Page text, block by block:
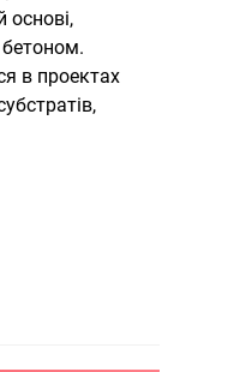
основі,
в проектах